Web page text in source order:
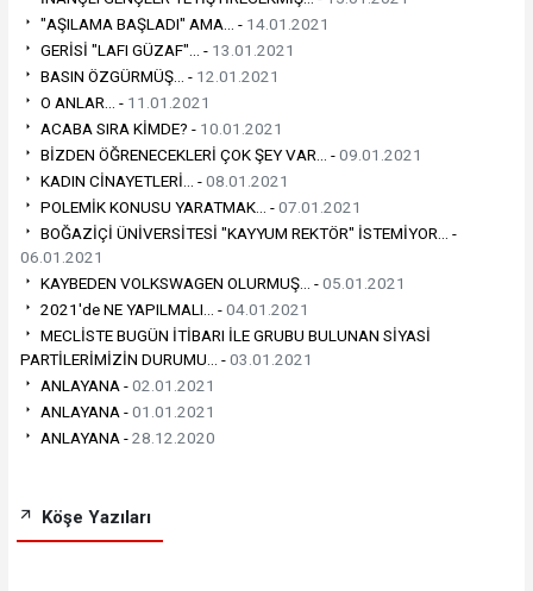
"AŞILAMA BAŞLADI" AMA... - 14.01.2021
GERİSİ "LAFI GÜZAF"... - 13.01.2021
BASIN ÖZGÜRMÜŞ... - 12.01.2021
O ANLAR... - 11.01.2021
ACABA SIRA KİMDE? - 10.01.2021
BİZDEN ÖĞRENECEKLERİ ÇOK ŞEY VAR... -09.01.2021
KADIN CİNAYETLERİ... -08.01.2021
POLEMİK KONUSU YARATMAK... -07.01.2021
BOĞAZİÇİ ÜNİVERSİTESİ "KAYYUM REKTÖR" İSTEMİYOR... -
06.01.2021
KAYBEDEN VOLKSWAGEN OLURMUŞ... -05.01.2021
2021'de NE YAPILMALI... -04.01.2021
MECLİSTE BUGÜN İTİBARI İLE GRUBU BULUNAN SİYASİ
PARTİLERİMİZİN DURUMU... -03.01.2021
ANLAYANA -02.01.2021
ANLAYANA -01.01.2021
ANLAYANA -28.12.2020
Köşe Yazıları